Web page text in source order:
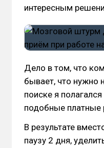
интересным
Дело в том, что
бывает, что нужно
поиске я
подобные платные
В результате
паузу 2 дня,